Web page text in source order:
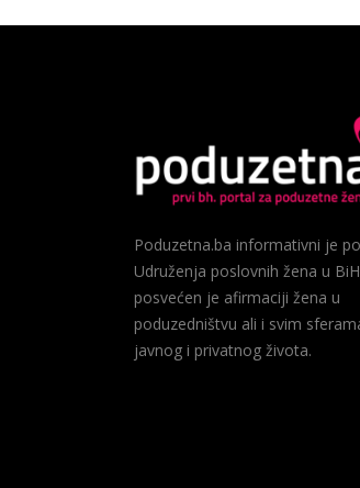
Poduzetna.ba informativni je
Udruženja poslovnih žena u
posvećen je afirmaciji žena u
poduzedništvu ali i svim
javnog i privatnog života.